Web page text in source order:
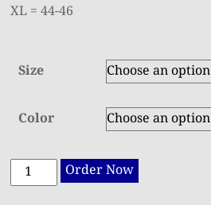
XL = 44-46
Size
Color
Georgette
Trendy
Order Now